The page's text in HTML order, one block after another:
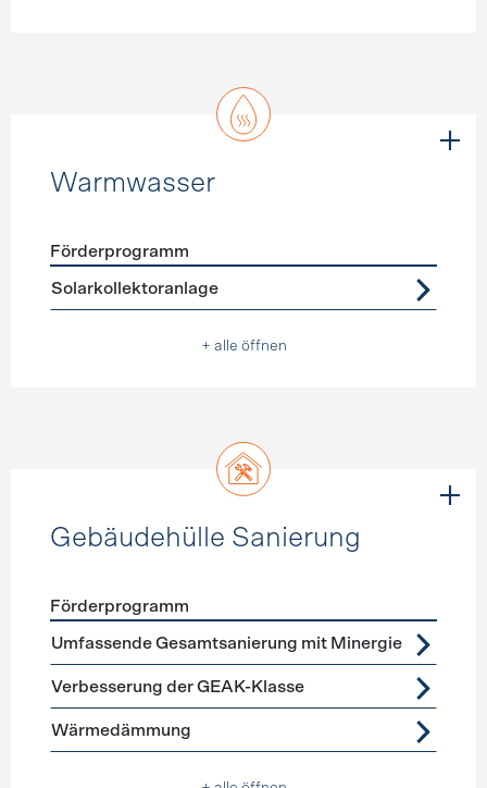
Warmwasser
Förderprogramme
Förderprogramm
Solarkollektoranlage
+ alle öffnen
Gebäudehülle Sanierung
Förderprogramme Gebäudehülle Sanierung
Förderprogramm
Umfassende Gesamtsanierung mit Minergie
Verbesserung der GEAK-Klasse
Wärmedämmung